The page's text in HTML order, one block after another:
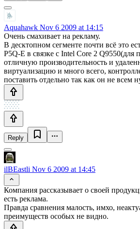
Aquahawk Nov 6 2009 at 14:15
Очень смахивает на рекламу.
В десктопном сегменте почти всё это
P5Q-E в связке с Intel Core 2 Q9550(для
отличную производительность и
виртуализацию и много всего,
поставить отдельно так как он не всем
Reply
ilBEastli Nov 6 2009 at 14:45
Компания рассказывает о своей
есть реклама.
Правда сравнения малость, имхо,
преимуществ особых не видно.